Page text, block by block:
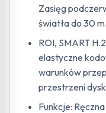
Zasięg
światła do 30 m.
ROI, SMART
elastyczne
warunków
przestrzeni
Funkcje: